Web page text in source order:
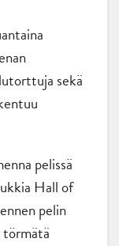
sekä
pelissä
Hall of
pelin
törmätä